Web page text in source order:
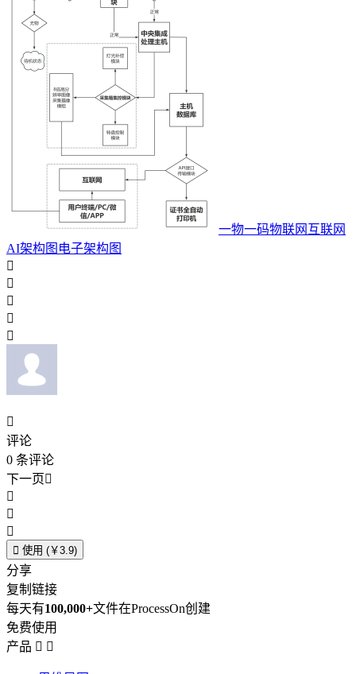
一物一码物联网互联网
AI架构图电子架构图






评论
0 条评论
下一页



 使用 (￥3.9)
分享
复制链接
每天有100,000+文件在ProcessOn创建
免费使用
产品  